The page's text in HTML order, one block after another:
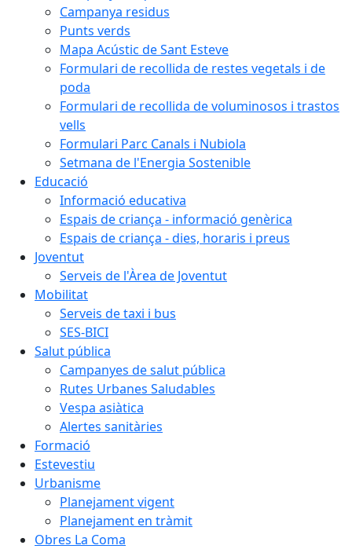
Campanya residus
Punts verds
Mapa Acústic de Sant Esteve
Formulari de recollida de restes vegetals i de
poda
Formulari de recollida de voluminosos i trastos
vells
Formulari Parc Canals i Nubiola
Setmana de l'Energia Sostenible
Educació
Informació educativa
Espais de criança - informació genèrica
Espais de criança - dies, horaris i preus
Joventut
Serveis de l'Àrea de Joventut
Mobilitat
Serveis de taxi i bus
SES-BICI
Salut pública
Campanyes de salut pública
Rutes Urbanes Saludables
Vespa asiàtica
Alertes sanitàries
Formació
Estevestiu
Urbanisme
Planejament vigent
Planejament en tràmit
Obres La Coma